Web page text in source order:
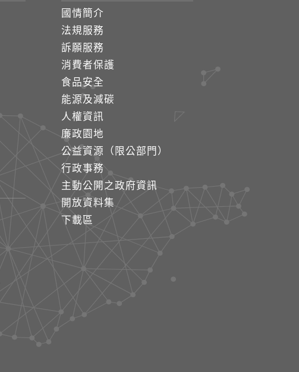
國情簡介
法規服務
訴願服務
消費者保護
食品安全
能源及減碳
人權資訊
廉政園地
公益資源（限公部門）
行政事務
主動公開之政府資訊
開放資料集
下載區